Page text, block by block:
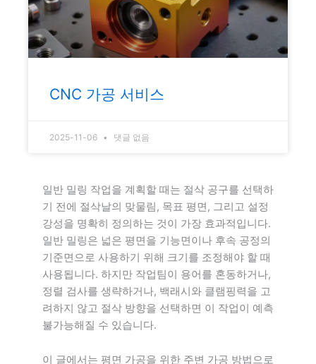
CNC 가공 서비스
2025-11-06 댓글 없음
일반 밀링 작업을 계획할 때는 절삭 공구를 선택하
기 전에 절삭날의 맞물림, 목표 평면, 그리고 설정
강성을 명확히 정의하는 것이 가장 효과적입니다.
일반 밀링은 넓은 평면을 기능면이나 후속 공정의
기준면으로 사용하기 위해 크기를 조정해야 할 때
사용됩니다. 하지만 작업팀이 용어를 혼동하거나,
정렬 검사를 생략하거나, 백래시와 클램핑력을 고
려하지 않고 절삭 방향을 선택하면 이 작업이 예측
불가능해질 수 있습니다.
이 글에서는 평면 가공을 위한 주변 가공 방법으로